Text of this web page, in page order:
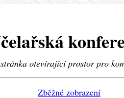
otevírající prostor pro
Zběžné zobrazení